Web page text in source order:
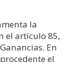
la
el artículo 85,
En
el